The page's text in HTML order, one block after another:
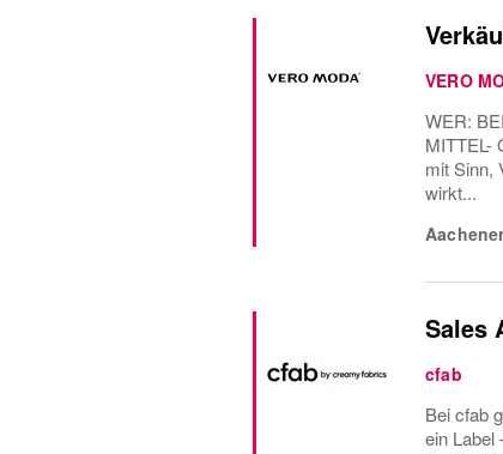
VERO
WER:
MITTEL-
mit Sinn,
wirkt...
Sales
cfab
Bei cfab
ein Label